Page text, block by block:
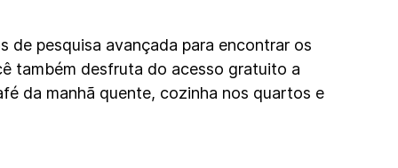
de pesquisa avançada para encontrar os
também desfruta do acesso gratuito a
da manhã quente, cozinha nos quartos e